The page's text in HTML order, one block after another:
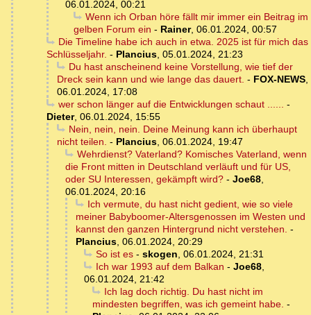
06.01.2024, 00:21
Wenn ich Orban höre fällt mir immer ein Beitrag im
gelben Forum ein - Rainer, 06.01.2024, 00:57
Die Timeline habe ich auch in etwa. 2025 ist für mich das
Schlüsseljahr. - Plancius, 05.01.2024, 21:23
Du hast anscheinend keine Vorstellung, wie tief der
Dreck sein kann und wie lange das dauert. - FOX-NEWS,
06.01.2024, 17:08
wer schon länger auf die Entwicklungen schaut ...... -
Dieter, 06.01.2024, 15:55
Nein, nein, nein. Deine Meinung kann ich überhaupt
nicht teilen. - Plancius, 06.01.2024, 19:47
Wehrdienst? Vaterland? Komisches Vaterland, wenn
die Front mitten in Deutschland verläuft und für US,
oder SU Interessen, gekämpft wird? - Joe68,
06.01.2024, 20:16
Ich vermute, du hast nicht gedient, wie so viele
meiner Babyboomer-Altersgenossen im Westen und
kannst den ganzen Hintergrund nicht verstehen. -
Plancius, 06.01.2024, 20:29
So ist es- skogen, 06.01.2024, 21:31
Ich war 1993 auf dem Balkan - Joe68,
06.01.2024, 21:42
Ich lag doch richtig. Du hast nicht im
mindesten begriffen, was ich gemeint habe. -